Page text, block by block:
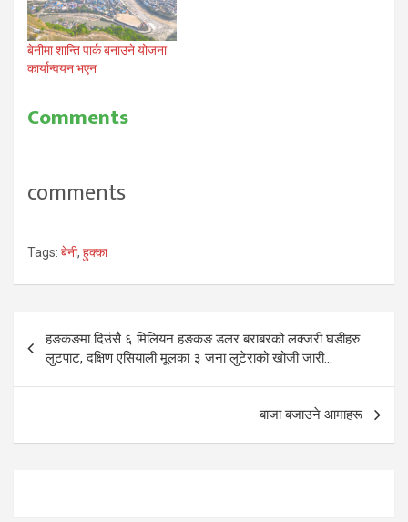
बेनीमा शान्ति पार्क बनाउने योजना
कार्यान्वयन भएन
Comments
comments
Tags: बेनी, हुक्का
Post
navigation
हङकङमा दिउंसै ६ मिलियन हङकङ डलर बराबरको लक्जरी घडीहरु
लुटपाट, दक्षिण एसियाली मूलका ३ जना लुटेराको खोजी जारी…
बाजा बजाउने आमाहरू